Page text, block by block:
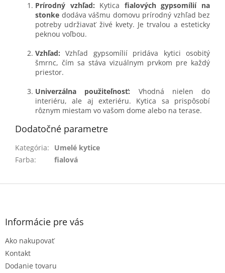
Prírodný vzhľad: Kytica fialových gypsomílií na
stonke dodáva vášmu domovu prírodný vzhľad bez
potreby udržiavať živé kvety. Je trvalou a esteticky
peknou voľbou.
Vzhľad: Vzhľad gypsomílií pridáva kytici osobitý
šmrnc, čím sa stáva vizuálnym prvkom pre každý
priestor.
Univerzálna použiteľnosť: Vhodná nielen do
interiéru, ale aj exteriéru. Kytica sa prispôsobí
rôznym miestam vo vašom dome alebo na terase.
Dodatočné parametre
Kategória:
Umelé kytice
Farba: fialová
Z
Informácie pre vás
Ako nakupovať
Kontakt
Dodanie tovaru